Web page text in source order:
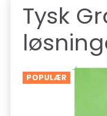
Tysk
POPULÆR